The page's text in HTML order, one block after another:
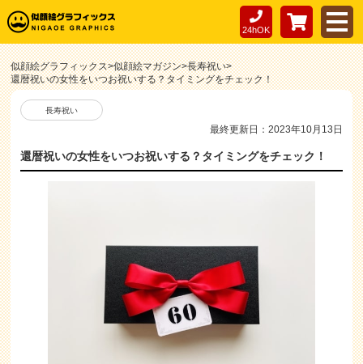
24hOK
似顔絵グラフィックス>似顔絵マガジン>長寿祝い>
還暦祝いの女性をいつお祝いする？タイミングをチェック！
長寿祝い
最終更新日：2023年10月13日
還暦祝いの女性をいつお祝いする？タイミングをチェック！